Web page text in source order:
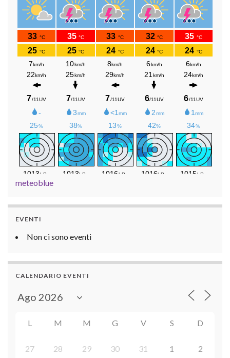
meteoblue
EVENTI
Non ci sono eventi
CALENDARIO EVENTI
L M M G V S D
27 28 29 30 31 1 2